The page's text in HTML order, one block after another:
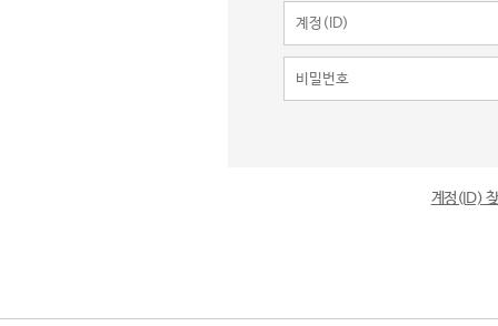
계정(ID)